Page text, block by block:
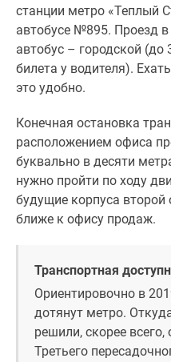
станции метро «Теплый
автобусе №895. Проезд
автобус – городской (до
билета у водителя).
это удобно.
Конечная остановка
расположением офиса
буквально в десяти
нужно пройти по ходу
будущие корпуса второй
ближе к офису продаж.
Транспортная
Ориентировочно в
дотянут метро.
решили, скорее
Третьего